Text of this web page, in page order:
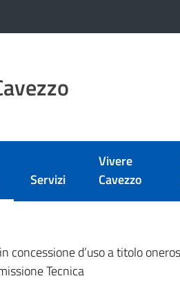
Servizi
Vivere
Cavezzo
concessione d’uso a titolo
Tecnica